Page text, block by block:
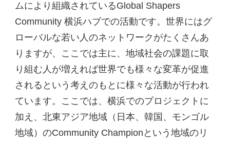
ムにより組織されているGlobal Shapers
Community 横浜ハブでの活動です。世界にはグ
ローバルな若い人のネットワークがたくさんあ
りますが、ここでは主に、地域社会の課題に取
り組む人が増えれば世界でも様々な変革が促進
されるという考えのもとに様々な活動が行われ
ています。ここでは、横浜でのプロジェクトに
加え、北東アジア地域（日本、韓国、モンゴル
地域）のCommunity Championという地域のリ